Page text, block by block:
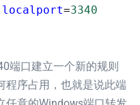
localport=3340
端口建立一个新的规则
程序占用，也就是说此端